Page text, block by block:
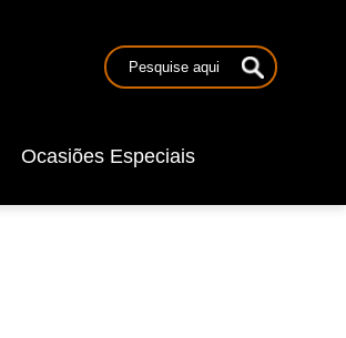
Ocasiões Especiais